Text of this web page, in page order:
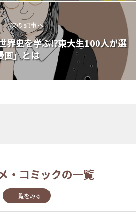
次の記事へ
界史を学ぶ⁉東大生100人が選
画」とは
・コミックの一覧
一覧をみる